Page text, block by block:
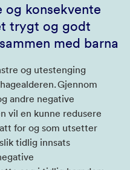
konsekvente
trygt og godt
med barna
og utestenging
Gjennom
andre negative
vil en kunne redusere
for og som utsetter
tidlig innsats